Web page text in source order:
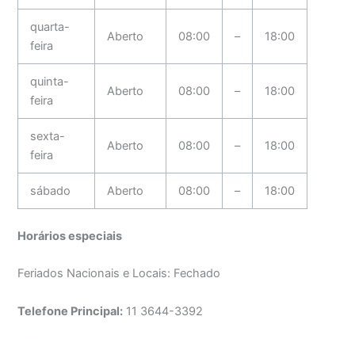
quarta-
feira
Aberto 08:00 – 18:00
quinta-
feira
Aberto 08:00 – 18:00
sexta-
feira
Aberto 08:00 – 18:00
sábado Aberto 08:00 – 18:00
Horários especiais
Feriados Nacionais e Locais: Fechado
Telefone Principal: 11 3644-3392